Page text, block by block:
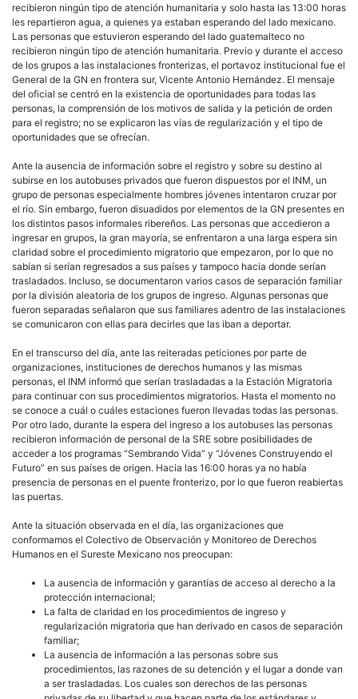
recibieron ningún tipo de atención humanitaria y solo hasta las 13:00 horas
les repartieron agua, a quienes ya estaban esperando del lado mexicano.
Las personas que estuvieron esperando del lado guatemalteco no
recibieron ningún tipo de atención humanitaria. Previo y durante el acceso
de los grupos a las instalaciones fronterizas, el portavoz institucional fue el
General de la GN en frontera sur, Vicente Antonio Hernández. El mensaje
del oficial se centró en la existencia de oportunidades para todas las
personas, la comprensión de los motivos de salida y la petición de orden
para el registro; no se explicaron las vías de regularización y el tipo de
oportunidades que se ofrecían.
Ante la ausencia de información sobre el registro y sobre su destino al
subirse en los autobuses privados que fueron dispuestos por el INM, un
grupo de personas especialmente hombres jóvenes intentaron cruzar por
el río. Sin embargo, fueron disuadidos por elementos de la GN presentes en
los distintos pasos informales ribereños. Las personas que accedieron a
ingresar en grupos, la gran mayoría, se enfrentaron a una larga espera sin
claridad sobre el procedimiento migratorio que empezaron, por lo que no
sabían si serían regresados a sus países y tampoco hacia donde serían
trasladados. Incluso, se documentaron varios casos de separación familiar
por la división aleatoria de los grupos de ingreso. Algunas personas que
fueron separadas señalaron que sus familiares adentro de las instalaciones
se comunicaron con ellas para decirles que las iban a deportar.
En el transcurso del día, ante las reiteradas peticiones por parte de
organizaciones, instituciones de derechos humanos y las mismas
personas, el INM informó que serían trasladadas a la Estación Migratoria
para continuar con sus procedimientos migratorios. Hasta el momento no
se conoce a cuál o cuáles estaciones fueron llevadas todas las personas.
Por otro lado, durante la espera del ingreso a los autobuses las personas
recibieron información de personal de la SRE sobre posibilidades de
acceder a los programas “Sembrando Vida” y “Jóvenes Construyendo el
Futuro” en sus países de origen. Hacia las 16:00 horas ya no había
presencia de personas en el puente fronterizo, por lo que fueron reabiertas
las puertas.
Ante la situación observada en el día, las organizaciones que
conformamos el Colectivo de Observación y Monitoreo de Derechos
Humanos en el Sureste Mexicano nos preocupan:
La ausencia de información y garantías de acceso al derecho a la
protección internacional;
La falta de claridad en los procedimientos de ingreso y
regularización migratoria que han derivado en casos de separación
familiar;
La ausencia de información a las personas sobre sus
procedimientos, las razones de su detención y el lugar a donde van
a ser trasladadas. Los cuales son derechos de las personas